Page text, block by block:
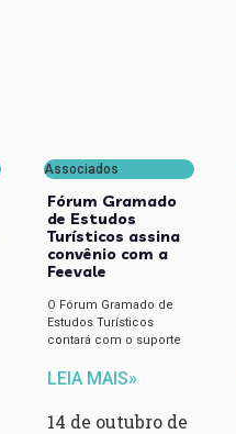
Associados
Fórum Gramado
de Estudos
Turísticos assina
convênio com a
Feevale
O Fórum Gramado de
Estudos Turísticos
contará com o suporte
LEIA MAIS»
14 de outubro de